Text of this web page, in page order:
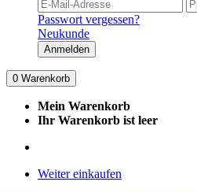
Passwort vergessen?
Neukunde
Anmelden
0 Warenkorb
Mein Warenkorb
Ihr Warenkorb ist leer
Weiter einkaufen